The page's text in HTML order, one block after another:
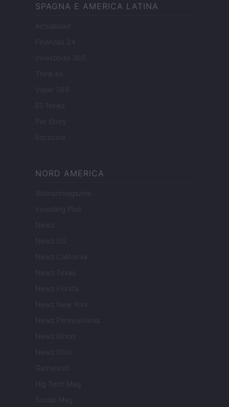
SPAGNA E AMERICA LATINA
Actualidad
Finanzas 24
Investindo 365
Think.es
Viajar 365
ES Newz
Pet Story
Encocina
NORD AMERICA
Womanmagazine
Investing Plus
Newz
Newz US
Newz California
Newz Texas
Newz Florida
Newz New York
Newz Pennsylvania
Newz Illinois
Newz Ohio
Gameland
Hig Tech Mag
Scoop Mag